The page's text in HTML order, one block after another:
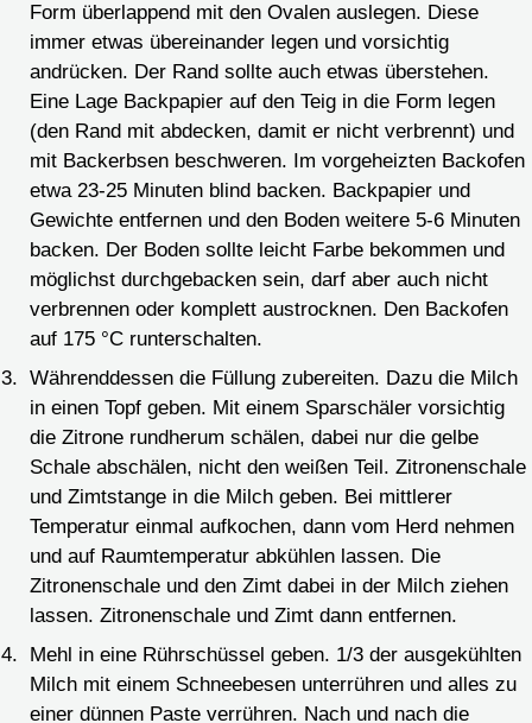
Form überlappend mit den Ovalen auslegen. Diese
immer etwas übereinander legen und vorsichtig
andrücken. Der Rand sollte auch etwas überstehen.
Eine Lage Backpapier auf den Teig in die Form legen
(den Rand mit abdecken, damit er nicht verbrennt) und
mit Backerbsen beschweren. Im vorgeheizten Backofen
etwa 23-25 Minuten blind backen. Backpapier und
Gewichte entfernen und den Boden weitere 5-6 Minuten
backen. Der Boden sollte leicht Farbe bekommen und
möglichst durchgebacken sein, darf aber auch nicht
verbrennen oder komplett austrocknen. Den Backofen
auf 175 °C runterschalten.
Währenddessen die Füllung zubereiten. Dazu die Milch
in einen Topf geben. Mit einem Sparschäler vorsichtig
die Zitrone rundherum schälen, dabei nur die gelbe
Schale abschälen, nicht den weißen Teil. Zitronenschale
und Zimtstange in die Milch geben. Bei mittlerer
Temperatur einmal aufkochen, dann vom Herd nehmen
und auf Raumtemperatur abkühlen lassen. Die
Zitronenschale und den Zimt dabei in der Milch ziehen
lassen. Zitronenschale und Zimt dann entfernen.
Mehl in eine Rührschüssel geben. 1/3 der ausgekühlten
Milch mit einem Schneebesen unterrühren und alles zu
einer dünnen Paste verrühren. Nach und nach die